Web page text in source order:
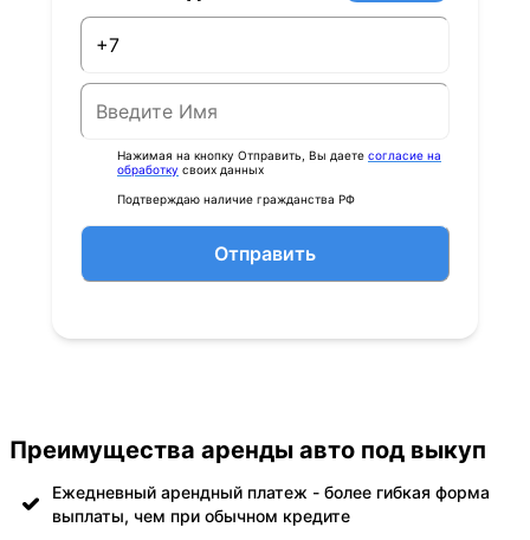
Нажимая на кнопку Отправить, Вы даете согласие на
обработку своих данных
Подтверждаю наличие гражданства РФ
Отправить
Преимущества аренды авто под выкуп
Ежедневный арендный платеж - более гибкая форма
выплаты, чем при обычном кредите